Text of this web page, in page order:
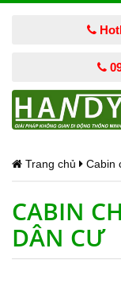
Trang chủ Cabin
CABIN
DÂN CƯ